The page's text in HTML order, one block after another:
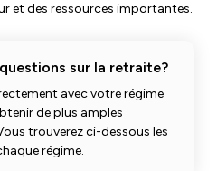
personne et de l'équité
et l'oppression
personne et de l'équité
et des ressources importantes.
sur la retraite?
avec votre régime
de plus amples
trouverez ci-dessous les
régime.